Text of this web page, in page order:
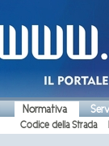
Normativa
Codice della Strada